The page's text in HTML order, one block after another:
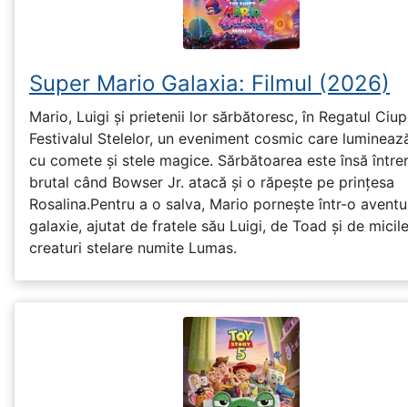
Super Mario Galaxia: Filmul (2026)
Mario, Luigi și prietenii lor sărbătoresc, în Regatul
Festivalul Stelelor, un eveniment cosmic care
cu comete și stele magice. Sărbătoarea este însă
brutal când Bowser Jr. atacă și o răpește pe prinţesa
Rosalina.Pentru a o salva, Mario pornește într-o
galaxie, ajutat de fratele său Luigi, de Toad și de micile
creaturi stelare numite Lumas.